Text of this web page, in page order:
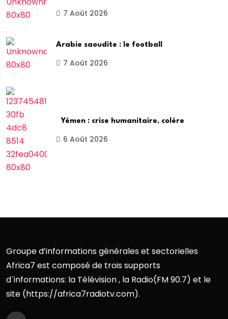
7 Août 2026
Arabie saoudite : le football
7 Août 2026
Yémen : crise humanitaire, colère
6 Août 2026
Groupe d’informations générales et sectorielles
Africa7 est composé de trois supports
d`informations: la Télévision , la Radio(FM 90.7) et le
site (https://africa7radiotv.com).